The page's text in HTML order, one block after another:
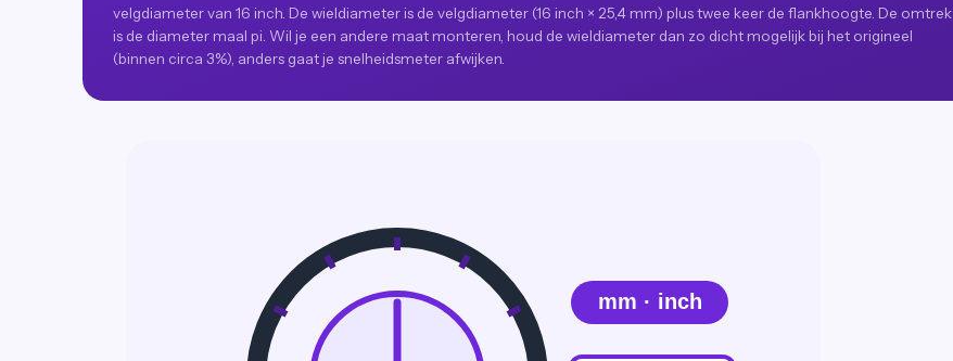
velgdiameter van 16 inch. De wieldiameter is de velgdiameter (16 inch × 25,4 mm) plus twee keer de flankhoogte. De omtrek
is de diameter maal pi. Wil je een andere maat monteren, houd de wieldiameter dan zo dicht mogelijk bij het origineel
(binnen circa 3%), anders gaat je snelheidsmeter afwijken.